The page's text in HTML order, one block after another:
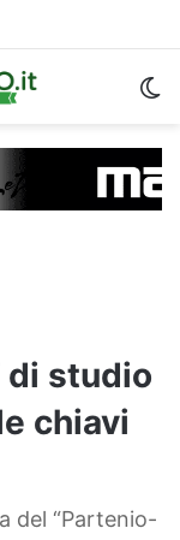
di studio
chiavi
del “Partenio-